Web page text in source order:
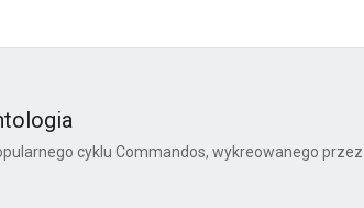
cyklu Commandos, wykreowanego